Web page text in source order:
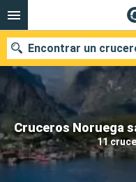
Cruceros Noruega
11
Encontrar un
Nuestros destinos
Fecha de salida